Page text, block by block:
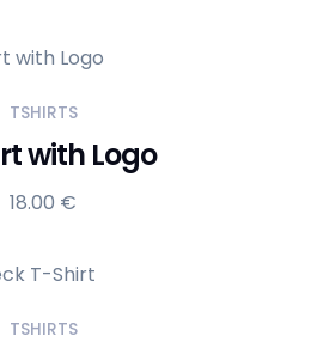
TSHIRTS
with Logo
18.00 €
TSHIRTS